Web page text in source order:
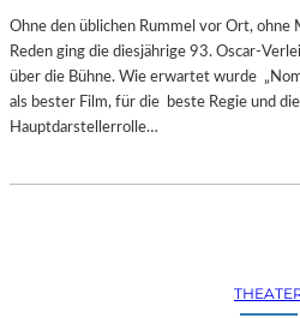
Ohne den üblichen Rummel vor Ort, ohne
Reden ging die diesjährige 93. Oscar-
über die Bühne. Wie erwartet wurde
als bester Film, für die beste Regie und
Hauptdarstellerrolle…